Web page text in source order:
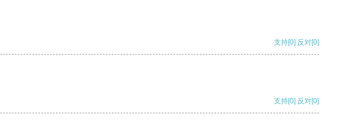
支持[0] 反对[0]
支持[0] 反对[0]